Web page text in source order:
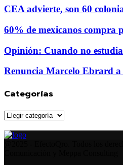
CEA advierte, son 60
60% de mexicanos compra
Opinión: Cuando no
Renuncia Marcelo Ebrard
Categorías
Categorías